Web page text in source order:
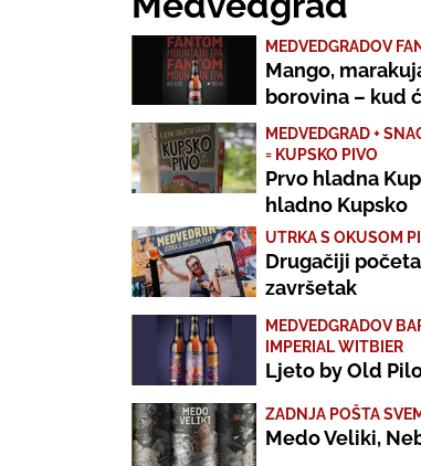
MEDVEDGRADOV
Mango,
borovina – kud
MEDVEDGRAD +
= KUPSKO PIVO
Prvo hladna
hladno Kupsko
UTRKA S OKUSOM
Drugačiji
završetak
MEDVEDGRADOV
IMPERIAL WITBIER
Ljeto by Old
ZADNJA POŠTA
Medo Veliki,